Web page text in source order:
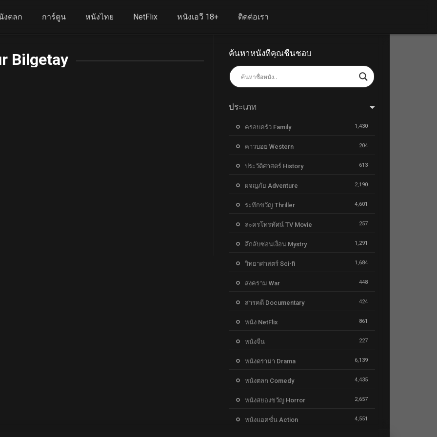
งตลก การ์ตูน หนังไทย NetFlix หนังเอวี 18+ ติดต่อเรา
Bilgetay ค้นหาหนังที่คุณชื่นชอบ
ประเภท
ครอบครัว Family 1,430
คาวบอย Western 204
ประวัติศาสตร์ History 613
ผจญภัย Adventure 2,190
ระทึกขวัญ Thriller 4,601
ละครโทรทัศน์ TV Movie 257
ลึกลับซ่อนเงื่อน Mystry 1,291
วิทยาศาสตร์ Sci-fi 1,684
สงคราม War 448
สารคดี Documentary 424
หนัง NetFlix 861
หนังจีน 227
หนังดราม่า Drama 6,139
หนังตลก Comedy 4,435
หนังสยองขวัญ Horror 2,657
หนังแอคชั่น Action 4,551